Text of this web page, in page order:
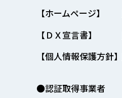
【ホームページ】
【ＤＸ宣言書】
【個人情報保護方針】
●認証取得事業者